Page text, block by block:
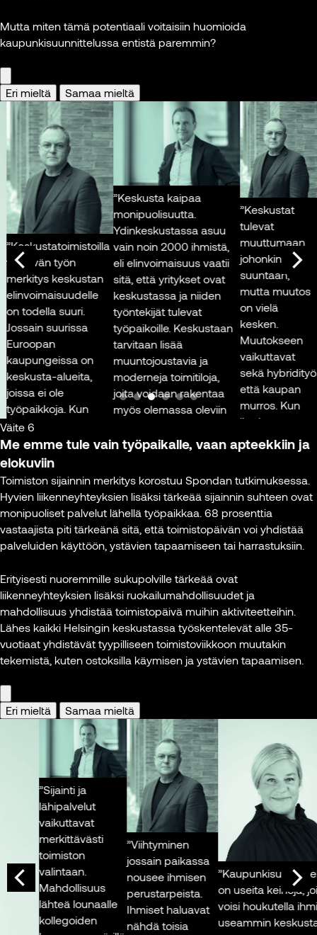
samalla tavalla.
Ja juuri sitä
osaamista
nuoremmat
työntekijät
tarvitsevat.”
Christian
Hohenthal
Toimitusjohtaja,
Sponda
Kuva: Sponda
Mutta miten tämä potentiaali voitaisiin huomioida
kaupunkisuunnittelussa entistä paremmin?
Eri mieltä Samaa mieltä
työn
keskustan
todella suuri.
suurissa
on
alueita,
ei ole
Kun
menee, siellä
päivisin aivan
syntyy
että alueella on
mahdollisia
ja toimintoja. On
Hakala
kaupunki
Tiia Ettala
”Keskusta kaipaa
monipuolisuutta.
Ydinkeskustassa asuu
vain noin 2000 ihmistä,
eli elinvoimaisuus vaatii
sitä, että yritykset ovat
keskustassa ja niiden
työntekijät tulevat
työpaikoille. Keskustaan
tarvitaan lisää
muuntojoustavia ja
moderneja toimitiloja,
joita voidaan rakentaa
myös olemassa oleviin
kuitenkin edellyttää
kiinteistöjen päivittämistä
vastuullisuusvaatimusten
mukaisiksi.
Kaupungin
tärkeä rooli. Jo
kiinteistökehityksen
keinoin voidaan
elävöittää keskustaa,
mutta se vaatii aikaa,
aktiivisia toimijoita ja
pitkäjänteistä
Christian Hohenthal
Toimitusjohtaja, Sponda
Kuva: Sponda
”Keskustat
tulevat
muuttumaan
johonkin
suuntaan,
mutta muutos
on vielä
kesken.
Muutokseen
vaikuttavat
sekä hybridityö
että kaupan
murros. Kun
ihmiset ostavat
netistä, kaikkia
varastoja ei
kauppaan.
Tällöin liikkeistä
tulee
pienempiä,
showroomin
Keskustaan
tulee myös
uusia toimijoita.
Mutta tämä
muutos vie
aikaa ja vaatii
projektijohtaja,
Helsingin
kaupunki
Kuva: Tiia
Ettala
voi
Väite 6
Me emme tule vain työpaikalle, vaan apteekkiin ja
elokuviin
Toimiston sijainnin merkitys korostuu Spondan tutkimuksessa.
Hyvien liikenneyhteyksien lisäksi tärkeää sijainnin suhteen ovat
monipuoliset palvelut lähellä työpaikkaa. 68 prosenttia
vastaajista piti tärkeänä sitä, että toimistopäivän voi yhdistää
palveluiden käyttöön, ystävien tapaamiseen tai harrastuksiin.
Erityisesti nuoremmille sukupolville tärkeää ovat
liikenneyhteyksien lisäksi ruokailumahdollisuudet ja
mahdollisuus yhdistää toimistopäivä muihin aktiviteetteihin.
Lähes kaikki Helsingin keskustassa työskentelevät alle 35-
vuotiaat yhdistävät tyypilliseen toimistoviikkoon muutakin
tekemistä, kuten ostoksilla käymisen ja ystävien tapaamisen.
Eri mieltä Samaa mieltä
”Sijainti ja
lähipalvelut
vaikuttavat
merkittävästi
toimiston
valintaan.
Mahdollisuus
lähteä lounaalle
kollegoiden
”Viihtyminen
jossain paikassa
nousee ihmisen
perustarpeista.
Ihmiset haluavat
nähdä toisia
on useita keinoja, joilla
voisi houkutella
useammin